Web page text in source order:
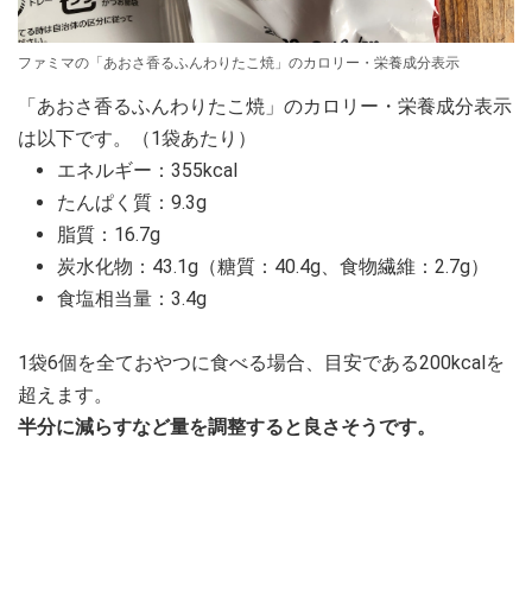
ファミマの「あおさ香るふんわりたこ焼」のカロリー・栄養成分表示
「あおさ香るふんわりたこ焼」のカロリー・栄養成分表示
は以下です。（1袋あたり）
エネルギー：355kcal
たんぱく質：9.3g
脂質：16.7g
炭水化物：43.1g（糖質：40.4g、食物繊維：2.7g）
食塩相当量：3.4g
1袋6個を全ておやつに食べる場合、目安である200kcalを
超えます。
半分に減らすなど量を調整すると良さそうです。